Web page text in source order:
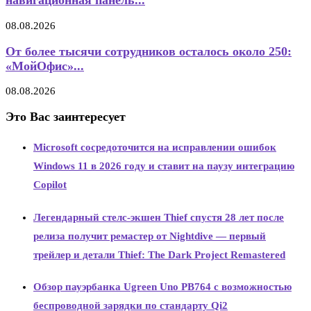
08.08.2026
От более тысячи сотрудников осталось около 250:
«МойОфис»...
08.08.2026
Это Вас заинтересует
Microsoft сосредоточится на исправлении ошибок
Windows 11 в 2026 году и ставит на паузу интеграцию
Copilot
Легендарный стелс-экшен Thief спустя 28 лет после
релиза получит ремастер от Nightdive — первый
трейлер и детали Thief: The Dark Project Remastered
Обзор пауэрбанка Ugreen Uno PB764 с возможностью
беспроводной зарядки по стандарту Qi2